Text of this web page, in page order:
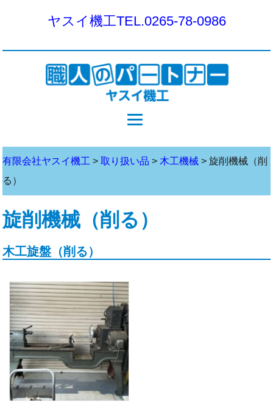
ヤスイ機工TEL.0265-78-0986
有限会社ヤスイ機工 >取り扱い品 > 木工機械 >旋削機械（削
る）
旋削機械（削る）
木工旋盤（削る）